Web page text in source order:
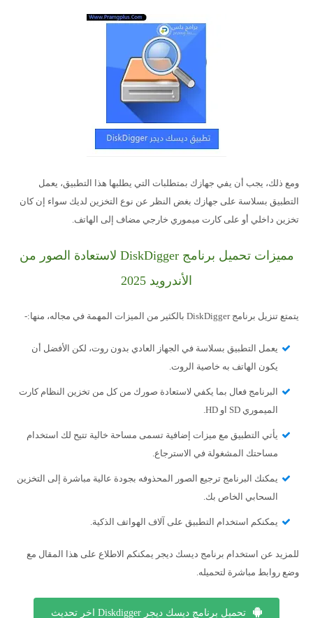
ومع ذلك، يجب أن يفي جهازك بمتطلبات التي يطلبها هذا التطبيق، يعمل
التطبيق بسلاسة على جهازك بغض النظر عن نوع التخزين لديك سواء إن كان
تخزين داخلي أو على كارت ميموري خارجي مضاف إلى الهاتف.
مميزات تحميل برنامج DiskDigger لاستعادة الصور من
الأندرويد 2025
يتمتع تنزيل برنامج DiskDigger بالكثير من الميزات المهمة في مجاله، منها:-
يعمل التطبيق بسلاسة في الجهاز العادي بدون روت، لكن الأفضل أن
يكون الهاتف به خاصية الروت.
البرنامج فعال بما يكفي لاستعادة صورك من كل من تخزين النظام كارت
الميموري SD او HD.
يأتي التطبيق مع ميزات إضافية تسمى مساحة خالية تتيح لك استخدام
مساحتك المشغولة في الاسترجاع.
يمكنك البرنامج ترجيع الصور المحذوفه بجودة عالية مباشرة إلى التخزين
السحابي الخاص بك.
يمكنكم استخدام التطبيق على آلاف الهواتف الذكية.
للمزيد عن استخدام برنامج ديسك ديجر يمكنكم الاطلاع على هذا المقال مع
وضع روابط مباشرة لتحميله.
تحميل برنامج ديسك ديجر Diskdigger اخر تحديث